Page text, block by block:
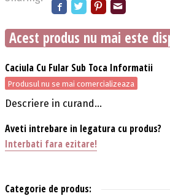
Acest produs nu mai este
Caciula Cu Fular Sub Toca Informatii
Produsul nu se mai comercializeaza
Descriere in curand...
Aveti intrebare in legatura cu produs?
Interbati fara ezitare!
Categorie de produs: